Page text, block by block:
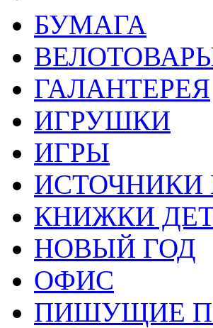
БУМАГА
ГАЛАНТЕРЕЯ
ИГРУШКИ
ИГРЫ
ИСТОЧНИКИ
КНИЖКИ
НОВЫЙ ГОД
ОФИС
ПИШУЩИЕ